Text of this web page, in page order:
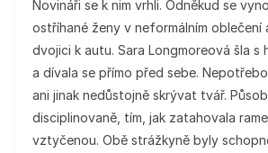
Novináři se k nim vrhli. Odněkud se
ostříhané ženy v neformálním
dvojici k autu. Sara Longmoreová šla s
a dívala se přímo před sebe.
ani jinak nedůstojně skrývat tvář.
disciplinovaně, tím, jak zatahovala
vztyčenou. Obě strážkyně byly